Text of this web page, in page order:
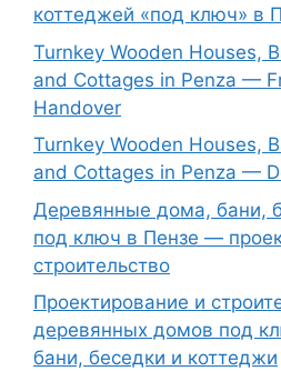
коттеджей «под ключ» в
Turnkey Wooden Houses,
and Cottages in Penza —
Handover
Turnkey Wooden Houses,
and Cottages in Penza —
Деревянные дома, бани,
под ключ в Пензе —
строительство
Проектирование и
деревянных домов под
бани, беседки и коттеджи